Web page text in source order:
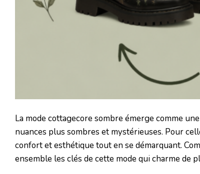
La mode cottagecore sombre émerge comme
nuances plus sombres et mystérieuses. Pour
confort et esthétique tout en se démarquant.
ensemble les clés de cette mode qui charme de